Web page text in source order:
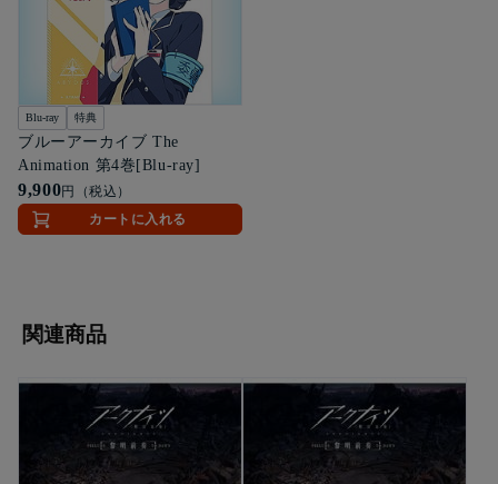
Blu-ray 特典
ブルーアーカイブ The
Animation 第4巻[Blu-ray]
9,900円（税込）
カートに入れる
関連商品